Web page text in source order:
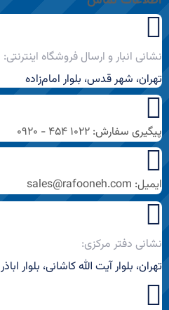
نشانی انبار و ارسال فروشگاه اینترنتی:
تهران، شهر قدس، بلوار امام‌زاده
پیگیری سفارش: ۱۰۲۲ ۴۵۴ - ۰۹۲۰
ایمیل: sales@rafooneh.com
نشانی دفتر مرکزی:
تهران، بلوار آیت الله کاشانی، بلوار اباذر